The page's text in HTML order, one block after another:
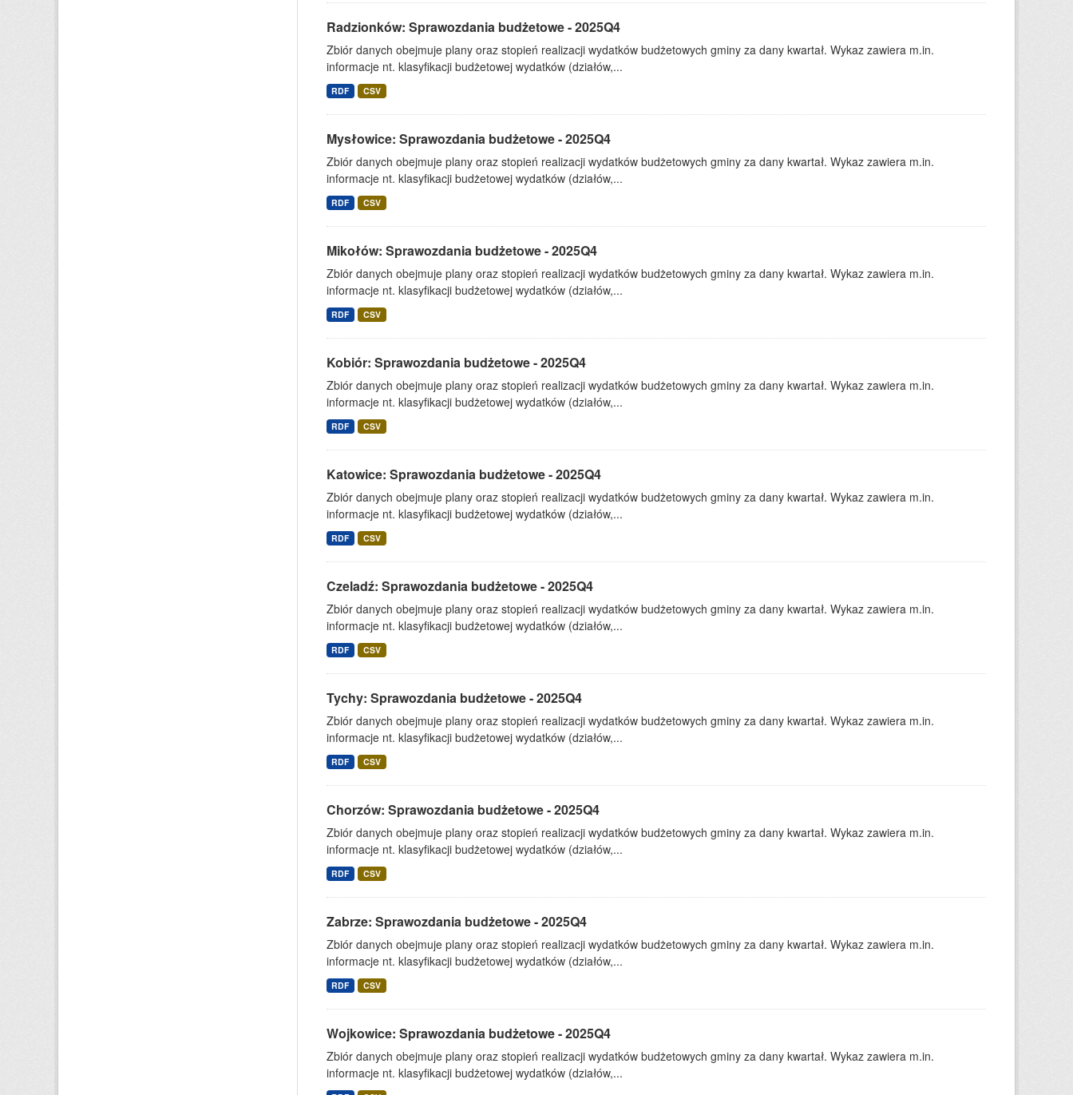
Radzionków: Sprawozdania budżetowe - 2025Q4
Zbiór danych obejmuje plany oraz stopień realizacji wydatków budżetowych gminy za dany kwartał. Wykaz zawiera m.in.
informacje nt. klasyfikacji budżetowej wydatków (działów,...
RDF CSV
Mysłowice: Sprawozdania budżetowe - 2025Q4
Zbiór danych obejmuje plany oraz stopień realizacji wydatków budżetowych gminy za dany kwartał. Wykaz zawiera m.in.
informacje nt. klasyfikacji budżetowej wydatków (działów,...
RDF CSV
Mikołów: Sprawozdania budżetowe - 2025Q4
Zbiór danych obejmuje plany oraz stopień realizacji wydatków budżetowych gminy za dany kwartał. Wykaz zawiera m.in.
informacje nt. klasyfikacji budżetowej wydatków (działów,...
RDF CSV
Kobiór: Sprawozdania budżetowe - 2025Q4
Zbiór danych obejmuje plany oraz stopień realizacji wydatków budżetowych gminy za dany kwartał. Wykaz zawiera m.in.
informacje nt. klasyfikacji budżetowej wydatków (działów,...
RDF CSV
Katowice: Sprawozdania budżetowe - 2025Q4
Zbiór danych obejmuje plany oraz stopień realizacji wydatków budżetowych gminy za dany kwartał. Wykaz zawiera m.in.
informacje nt. klasyfikacji budżetowej wydatków (działów,...
RDF CSV
Czeladź: Sprawozdania budżetowe - 2025Q4
Zbiór danych obejmuje plany oraz stopień realizacji wydatków budżetowych gminy za dany kwartał. Wykaz zawiera m.in.
informacje nt. klasyfikacji budżetowej wydatków (działów,...
RDF CSV
Tychy: Sprawozdania budżetowe - 2025Q4
Zbiór danych obejmuje plany oraz stopień realizacji wydatków budżetowych gminy za dany kwartał. Wykaz zawiera m.in.
informacje nt. klasyfikacji budżetowej wydatków (działów,...
RDF CSV
Chorzów: Sprawozdania budżetowe - 2025Q4
Zbiór danych obejmuje plany oraz stopień realizacji wydatków budżetowych gminy za dany kwartał. Wykaz zawiera m.in.
informacje nt. klasyfikacji budżetowej wydatków (działów,...
RDF CSV
Zabrze: Sprawozdania budżetowe - 2025Q4
Zbiór danych obejmuje plany oraz stopień realizacji wydatków budżetowych gminy za dany kwartał. Wykaz zawiera m.in.
informacje nt. klasyfikacji budżetowej wydatków (działów,...
RDF CSV
Wojkowice: Sprawozdania budżetowe - 2025Q4
Zbiór danych obejmuje plany oraz stopień realizacji wydatków budżetowych gminy za dany kwartał. Wykaz zawiera m.in.
informacje nt. klasyfikacji budżetowej wydatków (działów,...